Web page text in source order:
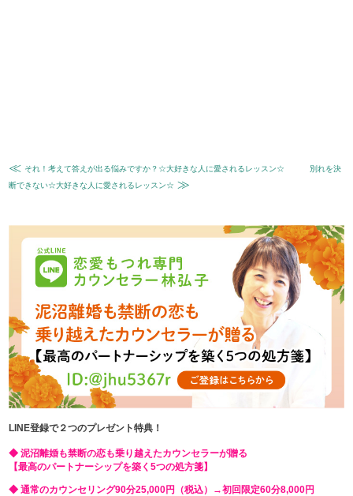
≪ それ！考えて答えが出る悩みですか？☆大好きな人に愛されるレッスン☆
別れを決
断できない☆大好きな人に愛されるレッスン☆ ≫
LINE登録で２つのプレゼント特典！
◆ 泥沼離婚も禁断の恋も乗り越えたカウンセラーが贈る
【最高のパートナーシップを築く5つの処方箋】
◆ 通常のカウンセリング90分25,000円（税込）→初回限定60分8,000円